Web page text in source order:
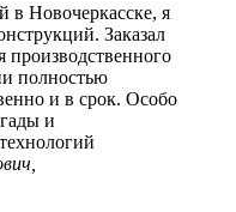
в Новочеркасске, я
Заказал
полностью
и в срок. Особо
и